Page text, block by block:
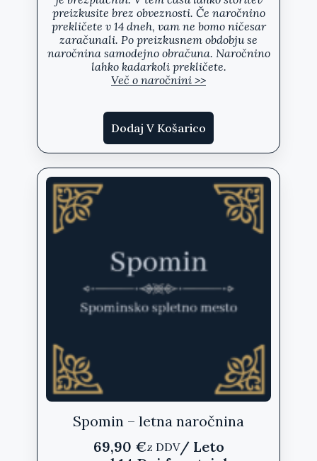
preizkusite brez obveznosti. Če naročnino
prekličete v 14 dneh, vam ne bomo ničesar
zaračunali. Po preizkusnem obdobju se
naročnina samodejno obračuna. Naročnino
lahko kadarkoli prekličete.
Več o naročnini >>
Dodaj V Košarico
Spomin – letna naročnina
69,90 €z DDV/ Leto